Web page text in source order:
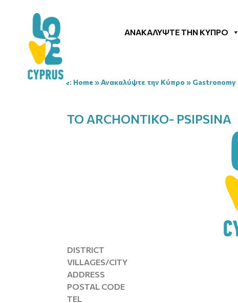
ΑΝΑΚΑΛΎΨΤΕ ΤΗΝ ΚΎΠΡΟ
You are here: Home »Ανακαλύψτε την Κύπρο » Gastronomy
TO ARCHONTIKO- PSIPSINA
DISTRICT
VILLAGES/CITY
ADDRESS
POSTAL CODE
TEL